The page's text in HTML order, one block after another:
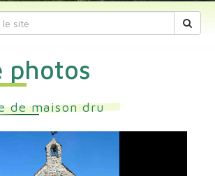
photos
de maison dru